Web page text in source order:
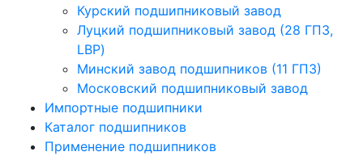
Курский подшипниковый завод
Луцкий подшипниковый завод (28 ГПЗ,
LBP)
Минский завод подшипников (11 ГПЗ)
Московский подшипниковый завод
Импортные подшипники
Каталог подшипников
Применение подшипников